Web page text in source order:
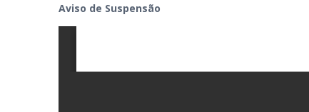
Aviso de Suspensão